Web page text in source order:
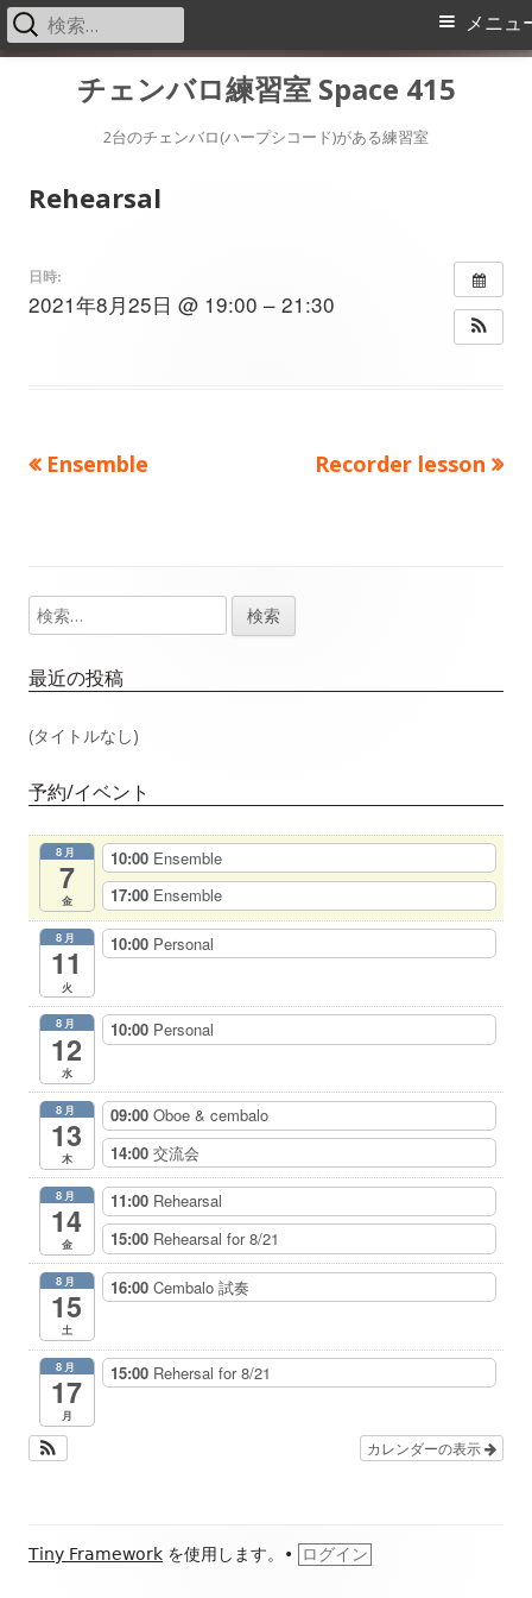
チェンバロ練習室 Space 415
2台のチェンバロ(ハープシコード)がある練習室
メ
メニュ
検
索:
Rehearsal
日時:
2021年8月25日 @ 19:00 – 21:30
投
ビ
ゲ
ー
シ
ョ
前
Ensemble
次
Recorder lesson
メ
イ
ン
バ
検
索:
最近の投稿
(タイトルなし)
予約/イベント
8月
7
金
10:00 Ensemble
17:00 Ensemble
8月
11
火
10:00 Personal
8月
12
水
10:00 Personal
8月
13
木
09:00 Oboe & cembalo
14:00 交流会
8月
14
金
11:00 Rehearsal
15:00 Rehearsal for 8/21
8月
15
土
16:00 Cembalo 試奏
8月
17
月
15:00 Rehersal for 8/21
カレンダーの表示
フ
Tiny Framework を使用します。 • ログイン